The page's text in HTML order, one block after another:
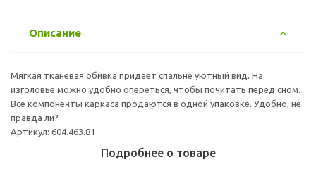
Описание
Мягкая тканевая обивка придает спальне уютный вид. На
изголовье можно удобно опереться, чтобы почитать перед сном.
Все компоненты каркаса продаются в одной упаковке. Удобно, не
правда ли?
Артикул: 604.463.81
Подробнее о товаре